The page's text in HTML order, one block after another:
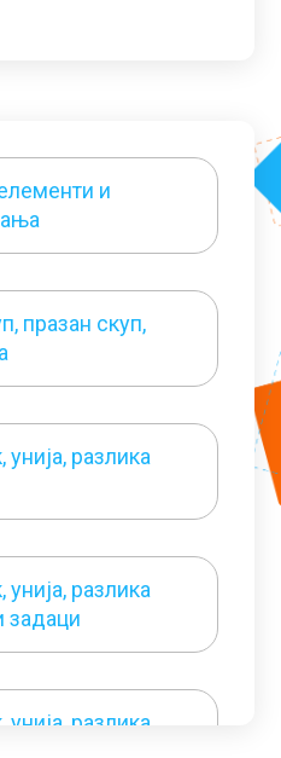
и
празан скуп,
разлика
разлика
задаци
разлика